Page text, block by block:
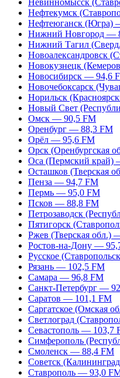
Невинномысск
Нефтекумск
Нефтеюганск (Югра)
Нижний Новгород —
Нижний Тагил
Новоалександровск
Новокузнецк
Новосибирск — 94,6
Новочебоксарск
Норильск
Новый Свет
Омск — 90,5 FM
Оренбург — 88,3 FM
Орёл — 95,6 FM
Орск (Оренбургская
Оса (Пермский край)
Осташков (Тверская
Пенза — 94,7 FM
Пермь — 95,0 FM
Псков — 88,8 FM
Петрозаводск
Пятигорск
Ржев (Тверская обл.)
Ростов-на-Дону —
Русское
Рязань — 102,5 FM
Самара — 96,8 FM
Санкт-Петербург —
Саратов — 101,1 FM
Саргатское (Омская
Светлоград
Севастополь — 103,7
Симферополь
Смоленск — 88,4 FM
Советск
Ставрополь — 93,0